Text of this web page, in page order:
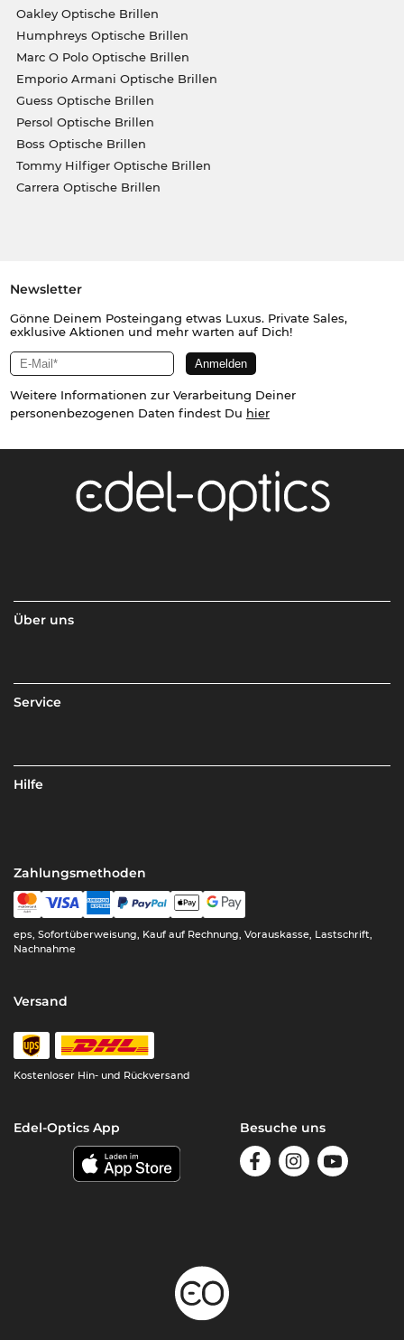
Oakley Optische Brillen
Humphreys Optische Brillen
Marc O Polo Optische Brillen
Emporio Armani Optische Brillen
Guess Optische Brillen
Persol Optische Brillen
Boss Optische Brillen
Tommy Hilfiger Optische Brillen
Carrera Optische Brillen
Newsletter
Gönne Deinem Posteingang etwas Luxus. Private Sales,
exklusive Aktionen und mehr warten auf Dich!
Weitere Informationen zur Verarbeitung Deiner
personenbezogenen Daten findest Du hier
Über uns
Service
Hilfe
Zahlungsmethoden
eps, Sofortüberweisung, Kauf auf Rechnung, Vorauskasse, Lastschrift,
Nachnahme
Versand
Kostenloser Hin- und Rückversand
Edel-Optics App Besuche uns